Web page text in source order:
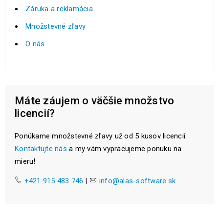
Záruka a reklamácia
Množstevné zľavy
O nás
Máte záujem o väčšie množstvo
licencií?
Ponúkame množstevné zľavy už od 5 kusov licencií.
Kontaktujte nás a my vám vypracujeme ponuku na
mieru!
+421 915 483 746 | info@alas-software.sk